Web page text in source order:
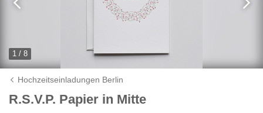
1 / 8
Hochzeitseinladungen Berlin
R.S.V.P. Papier in Mitte